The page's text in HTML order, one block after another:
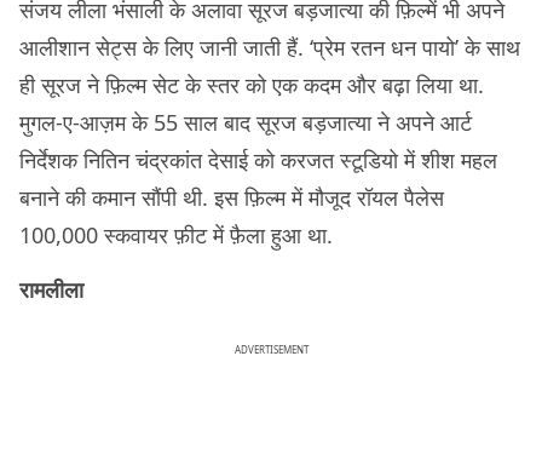
संजय लीला भंसाली के अलावा सूरज बड़जात्या की फ़िल्में भी अपने
आलीशान सेट्स के लिए जानी जाती हैं. ‘प्रेम रतन धन पायो’ के साथ
ही सूरज ने फ़िल्म सेट के स्तर को एक कदम और बढ़ा लिया था.
मुगल-ए-आज़म के 55 साल बाद सूरज बड़जात्या ने अपने आर्ट
निर्देशक नितिन चंद्रकांत देसाई को करजत स्टूडियो में शीश महल
बनाने की कमान सौंपी थी. इस फ़िल्म में मौजूद रॉयल पैलेस
100,000 स्कवायर फ़ीट में फ़ैला हुआ था.
रामलीला
ADVERTISEMENT